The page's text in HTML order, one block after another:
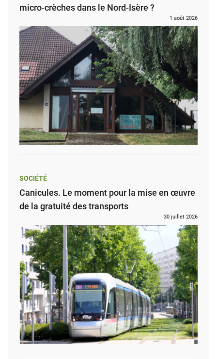
micro-crèches dans le Nord-Isère ?
1 août 2026
SOCIÉTÉ
Canicules. Le moment pour la mise en œuvre
de la gratuité des transports
30 juillet 2026